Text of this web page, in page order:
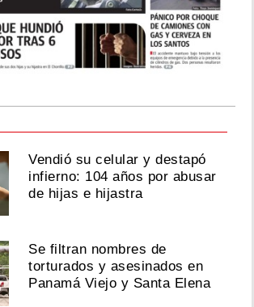
Vendió su celular y destapó
infierno: 104 años por abusar
de hijas e hijastra
Se filtran nombres de
torturados y asesinados en
Panamá Viejo y Santa Elena